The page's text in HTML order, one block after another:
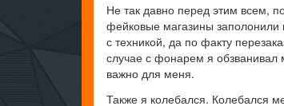
Не так давно перед этим всем,
фейковые магазины заполонили
с техникой, да по факту
случае с фонарем я обзванивал
важно для меня.
Также я колебался. Колебался